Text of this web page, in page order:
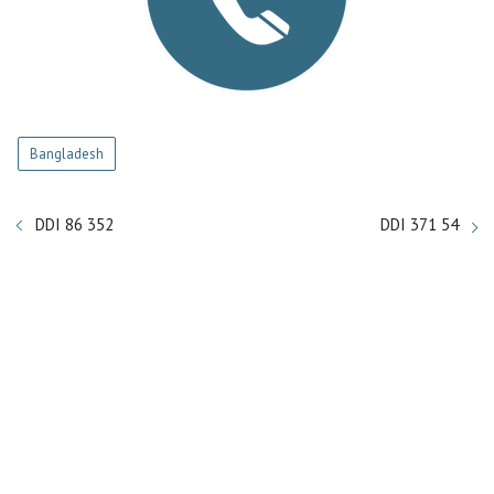
Bangladesh
DDI 86 352 DDI 371 54